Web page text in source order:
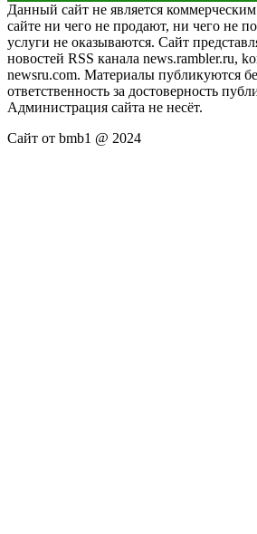
Данный сайт не является
сайте ни чего не продают, ни чего не
услуги не оказываются. Сайт
новостей RSS канала news.rambler.ru,
newsru.com. Материалы публикуются
ответственность за достоверность
Администрация сайта не несёт.
Сайт от bmb1 @ 2024